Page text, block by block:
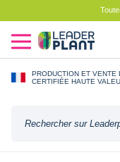
PRODUCTION ET VENTE
CERTIFIÉE HAUTE